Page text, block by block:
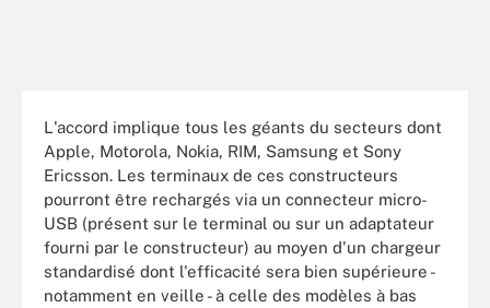
L'accord implique tous les géants du secteurs dont
Apple, Motorola, Nokia, RIM, Samsung et Sony
Ericsson. Les terminaux de ces constructeurs
pourront être rechargés via un connecteur micro-
USB (présent sur le terminal ou sur un adaptateur
fourni par le constructeur) au moyen d'un chargeur
standardisé dont l'efficacité sera bien supérieure -
notamment en veille - à celle des modèles à bas